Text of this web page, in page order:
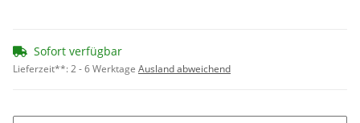
Sofort verfügbar
Lieferzeit**:2 - 6 Werktage Ausland abweichend